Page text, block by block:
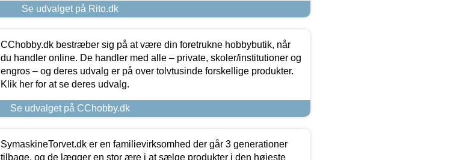
Se udvalget på Rito.dk
CChobby.dk bestræber sig på at være din foretrukne hobbybutik, når
du handler online. De handler med alle – private, skoler/institutioner og
engros – og deres udvalg er på over tolvtusinde forskellige produkter.
Klik her for at se deres udvalg.
Se udvalget på CChobby.dk
SymaskineTorvet.dk er en familievirksomhed der går 3 generationer
tilbage, og de lægger en stor ære i at sælge produkter i den højeste